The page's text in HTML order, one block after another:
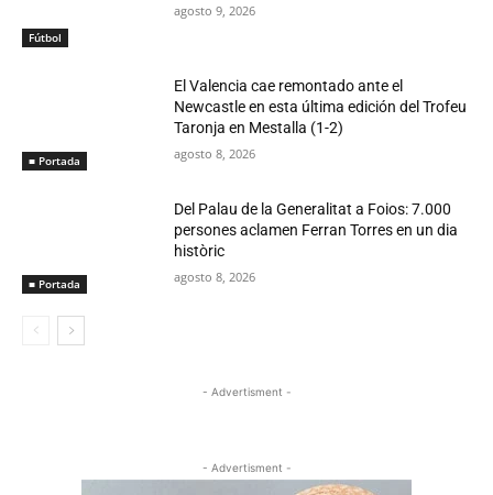
Fútbol
agosto 9, 2026
■ Portada
El Valencia cae remontado ante el
Newcastle en esta última edición del Trofeu
Taronja en Mestalla (1-2)
agosto 8, 2026
■ Portada
Del Palau de la Generalitat a Foios: 7.000
persones aclamen Ferran Torres en un dia
històric
agosto 8, 2026
- Advertisment -
- Advertisment -